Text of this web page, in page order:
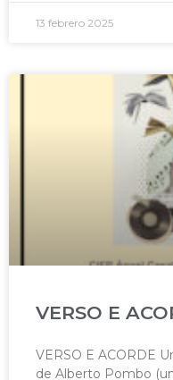
13 febrero 2025
VERSO E
VERSO E ACORDE
de Alberto Pombo